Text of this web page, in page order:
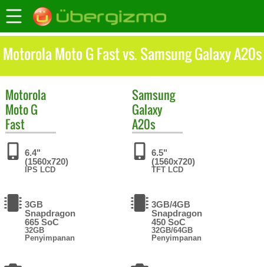
Motorola Moto G Fast vs. Samsung Galaxy A20s
Motorola
Moto G
Fast
6.4"
(1560x720)
IPS LCD
3GB
Snapdragon
665 SoC
32GB
Penyimpanan
Samsung
Galaxy
A20s
6.5"
(1560x720)
TFT LCD
3GB/4GB
Snapdragon
450 SoC
32GB/64GB
Penyimpanan